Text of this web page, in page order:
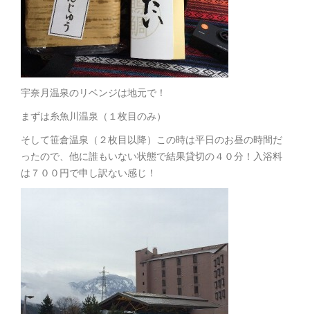
宇奈月温泉のリベンジは地元で！
まずは糸魚川温泉（１枚目のみ）
そして笹倉温泉（２枚目以降）この時は平日のお昼の時間だ
ったので、他に誰もいない状態で結果貸切の４０分！入浴料
は７００円で申し訳ない感じ！